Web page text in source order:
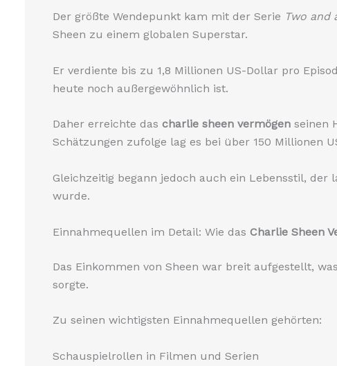
Der größte Wendepunkt kam mit der Serie Two and
Sheen zu einem globalen Superstar.
Er verdiente bis zu 1,8 Millionen US-Dollar pro
heute noch außergewöhnlich ist.
Daher erreichte das charlie sheen vermögen seinen
Schätzungen zufolge lag es bei über 150 Millionen
Gleichzeitig begann jedoch auch ein Lebensstil, der
wurde.
Einnahmequellen im Detail: Wie das Charlie Sheen
Das Einkommen von Sheen war breit aufgestellt,
sorgte.
Zu seinen wichtigsten Einnahmequellen gehörten:
Schauspielrollen in Filmen und Serien